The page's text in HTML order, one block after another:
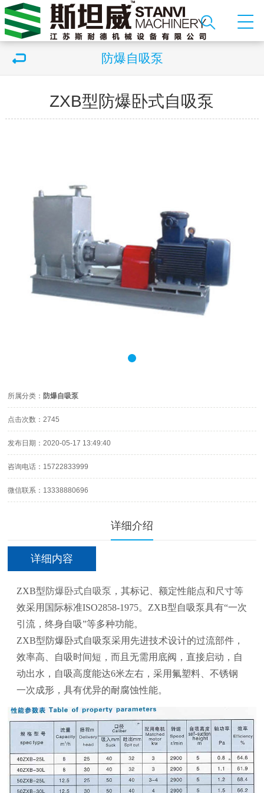
防爆自吸泵
ZXB型防爆卧式自吸泵
所属分类： 防爆自吸泵
点击次数：2745
发布日期：2020-05-17 13:49:40
咨询电话： 15722833999
微信联系： 13338880696
详细介绍
详细内容
ZXB型防爆卧式自吸泵 ，其标记、额定性能点和尺寸等
效采用国际标准ISO2858-1975。ZXB型自吸泵具有“一次
引流，终身自吸”等多种功能。
ZXB型防爆卧式自吸泵采用先进技术设计的过流部件，
效率高、自吸时间短，而且无需用底阀，直接启动，自
动出水，自吸高度能达6米左右，采用氟塑料、不锈钢
一次成形，具有优异的耐腐蚀性能。